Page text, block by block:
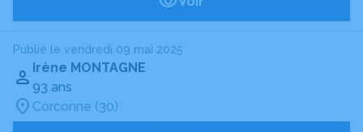
Publié le vendredi 09 mai 2025
Irène MONTAGNE
93 ans
Corconne (30)